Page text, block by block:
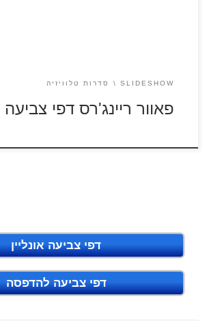
SLIDESHOW סדרות טלוויזיה
פאוור ריינג'רס דפי צביעה
דפי צביעה אונליין
דפי צביעה להדפסה